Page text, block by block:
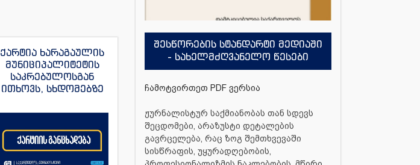
ქარტია ხარაგაულის
მუნიციპალიტეტის
საკრებულოსგან
ითხოვს, სხდომებზე
ჟურნალისტებს
პირობები შეუქმნას
შესწორების სტანდარტი მედიაში
- სახელმძღვანელო წესები
ჩამოტვირთეთ PDF ვერსია
ჟურნალისტურ საქმიანობას თან სდევს
შეცდომები, არაზუსტი დეტალების
გავრცელება, რაც ზოგ შემთხვევაში
სისწრაფის, უყურადღებობის,